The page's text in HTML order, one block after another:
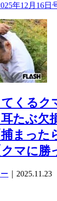
年12月16日
くる
たぶ欠
まった
マに勝
｜2025.11.23